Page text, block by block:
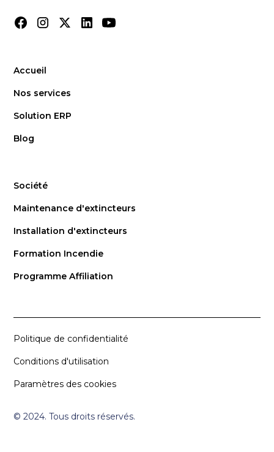
Accueil
Nos services
Solution ERP
Blog
Société
Maintenance d'extincteurs
Installation d'extincteurs
Formation Incendie
Programme Affiliation
© 2024. Tous droits réservés.
Politique de confidentialité
Conditions d'utilisation
Paramètres des cookies